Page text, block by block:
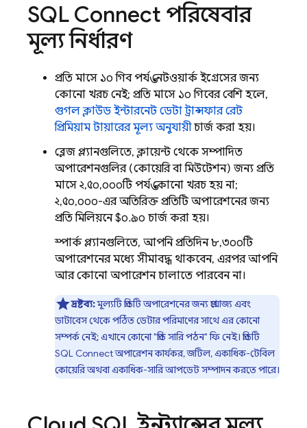
SQL Connect পরিষেবার
মূল্য নির্ধারণ
প্রতি মাসে ১০ গিব পর্যন্ত নেটওয়ার্ক ইগ্রেসের জন্য
কোনো খরচ নেই; প্রতি মাসে ১০ গিবের বেশি হলে,
গুগল ক্লাউড ইন্টারনেট ডেটা ট্রান্সফার রেট
প্রিমিয়াম টায়ারের মূল্য অনুযায়ীচার্জ করা হয়।
ব্লেজ প্ল্যানগুলিতে, ক্লায়েন্ট থেকে সম্পাদিত
অপারেশনগুলির (কোয়েরি বা মিউটেশন) জন্য প্রতি
মাসে ২,৫০,০০০টি পর্যন্ত কোনো খরচ হয় না;
২,৫০,০০০-এর অতিরিক্ত প্রতিটি অপারেশনের জন্য
প্রতি মিলিয়নে $০.৯০ চার্জ করা হয়।
স্পার্ক প্ল্যানগুলিতে, আপনি প্রতিদিন ৮,৩০০টি
অপারেশনের মধ্যে সীমাবদ্ধ থাকবেন, এরপর আপনি
আর কোনো অপারেশন চালাতে পারবেন না।
দ্রষ্টব্য:মূল্যটি প্রতিটি অপারেশনের জন্য প্রযোজ্য এবং
ডাটাবেস থেকে পঠিত ডেটার পরিমাণের সাথে এর কোনো
সম্পর্ক নেই; এখানে কোনো "প্রতি সারি পঠন" ফি নেই। প্রতিটি
SQL Connectঅপারেশন কার্যকর, জটিল, একাধিক-টেবিল
কোয়েরি অথবা একাধিক-সারি আপডেট সম্পাদন করতে পারে।